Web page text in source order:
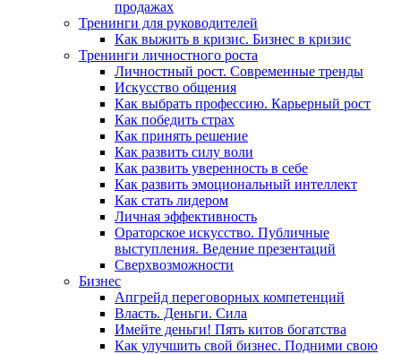
продажах
Тренинги для руководителей
Как выжить в кризис. Бизнес в кризис
Тренинги личностного роста
Личностный рост. Современные тренды
Искусство общения
Как выбрать профессию. Карьерный рост
Как победить страх
Как принять решение
Как развить силу воли
Как развить уверенность в себе
Как развить эмоциональный интеллект
Как стать лидером
Личная эффективность
Ораторское искусство. Публичные
выступления. Ведение презентаций
Сверхвозможности
Бизнес
Апгрейд переговорных компетенций
Власть. Деньги. Сила
Имейте деньги! Пять китов богатства
Как улучшить свой бизнес. Подними свою